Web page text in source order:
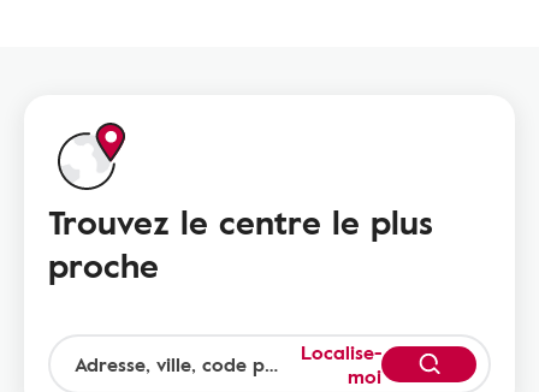
Trouvez le centre le plus
proche
Localise-
moi